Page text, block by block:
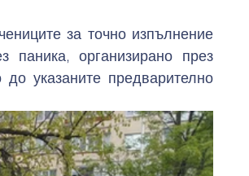
за точно изпълнение
паника, организирано през
указаните предварително